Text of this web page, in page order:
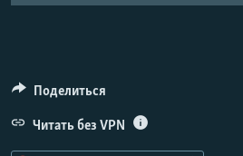
СОЦИАЛЬНЫЕ СЕТИ
Поделиться
Читать без VPN